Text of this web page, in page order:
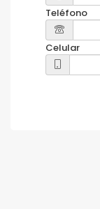
Teléfono
Celular